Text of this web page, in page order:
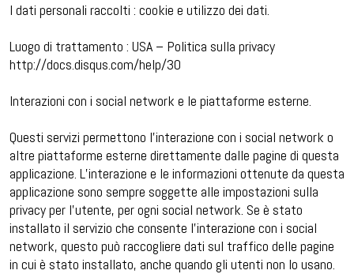
I dati personali raccolti : cookie e utilizzo dei dati.
Luogo di trattamento : USA – Politica sulla privacy
http://docs.disqus.com/help/30
Interazioni con i social network e le piattaforme esterne.
Questi servizi permettono l’interazione con i social network o
altre piattaforme esterne direttamente dalle pagine di questa
applicazione. L’interazione e le informazioni ottenute da questa
applicazione sono sempre soggette alle impostazioni sulla
privacy per l’utente, per ogni social network. Se è stato
installato il servizio che consente l’interazione con i social
network, questo può raccogliere dati sul traffico delle pagine
in cui è stato installato, anche quando gli utenti non lo usano.